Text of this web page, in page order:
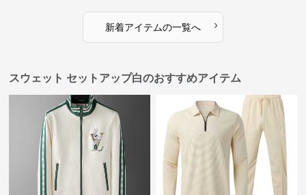
新着アイテムの一覧へ ›
スウェット セットアップ白のおすすめアイテム